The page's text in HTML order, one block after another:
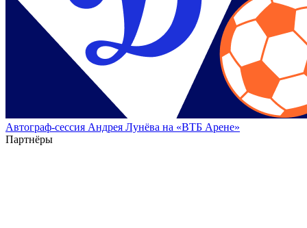
Автограф-сессия Андрея Лунёва на «ВТБ Арене»
Партнёры